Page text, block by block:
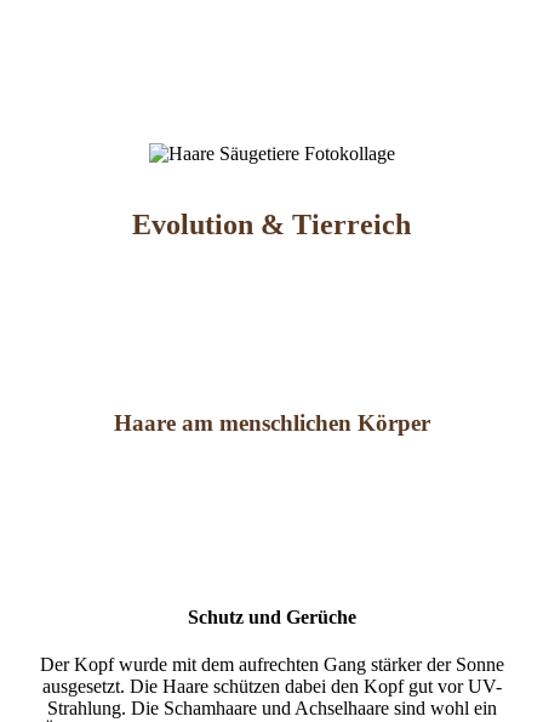
Evolution & Tierreich
Haare am menschlichen Körper
Schutz und Gerüche
Der Kopf wurde mit dem aufrechten Gang stärker der Sonne
ausgesetzt. Die Haare schützen dabei den Kopf gut vor UV-
Strahlung. Die Schamhaare und Achselhaare sind wohl ein